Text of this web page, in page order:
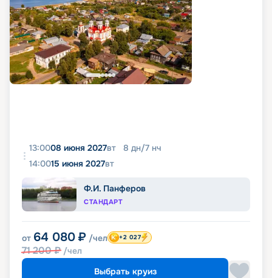
13:0008 июня 2027вт 8 дн/7 нч
14:0015 июня 2027вт
Ф.И. Панферов
СТАНДАРТ
от 64 080 ₽ /чел
71 200₽ /чел
+2 027
Выбрать круиз